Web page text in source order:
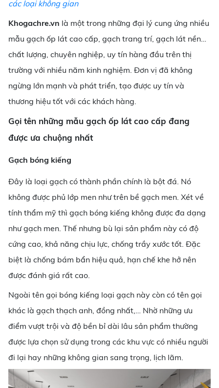
các loại không gian
Khogachre.vn là một trong những đại lý cung ứng nhiều
mẫu gạch ốp lát cao cấp, gạch trang trí, gạch lát nền…
chất lượng, chuyên nghiệp, uy tín hàng đầu trên thị
trường với nhiều năm kinh nghiệm. Đơn vị đã không
ngừng lớn mạnh và phát triển, tạo được uy tín và
thương hiệu tốt với các khách hàng.
Gọi tên những mẫu gạch ốp lát cao cấp đang
được ưa chuộng nhất
Gạch bóng kiếng
Đây là loại gạch có thành phần chính là bột đá. Nó
không được phủ lớp men như trên bề gạch men. Xét về
tính thẩm mỹ thì gạch bóng kiếng không được đa dạng
như gạch men. Thế nhưng bù lại sản phẩm này có độ
cứng cao, khả năng chịu lực, chống trầy xước tốt. Đặc
biệt là chống bám bẩn hiệu quả, hạn chế khe hở nên
được đánh giá rất cao.
Ngoài tên gọi bóng kiếng loại gạch này còn có tên gọi
khác là gạch thạch anh, đồng nhất,… Nhờ những ưu
điểm vượt trội và độ bền bỉ dài lâu sản phẩm thường
được lựa chọn sử dụng trong các khu vực có nhiều người
đi lại hay những không gian sang trọng, lịch lãm.